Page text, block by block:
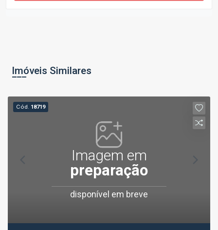
Imóveis Similares
Cód. 18719
Imagem em
preparação
disponível em breve